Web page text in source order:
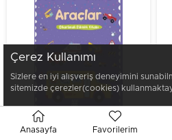
★ ★★
Çerez Kullanımı
Sizlere en iyi alışveriş deneyimini
sitemizde çerezler(cookies)
Anasayfa Favorilerim